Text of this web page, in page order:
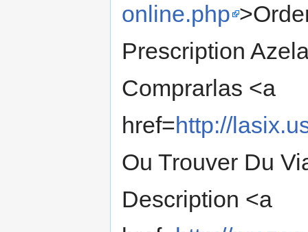
online.php
Prescription
Comprarlas <a
href=http://
Ou Trouver Du
Description <a